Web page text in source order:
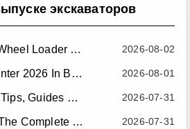
экскаваторов
2026-08-02
China Leading Mini Wheel Loader Supplier: Reliable Compact Wheel Loaders For Global Markets
2026-08-01
Meet RIPPA At Expointer 2026 In Brazil
2026-07-31
Wheel Loader Blog | Tips, Guides & Attachments
2026-07-31
Wheel Loader Blog: The Complete Guide To Wheel Loaders For Construction, Agriculture, And Material Handling